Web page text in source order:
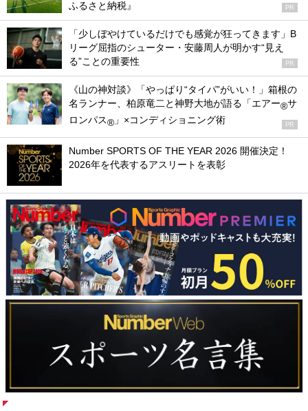
ふるさと納税』
PR
「少しぼやけているだけでも感覚が狂ってきます」B
リーグ屈指のシューター・安藤周人が明かす“見え
る”ことの重要性
PR
《山の神対談》「やっぱり“タイパ”がいい！」箱根の
名ランナー、柏原竜二と神野大地が語る「エアー®サ
ロンパス® 」×コンディショニング術 PR
Number SPORTS OF THE YEAR 2026 開催決定！
2026年を代表するアスリートを表彰